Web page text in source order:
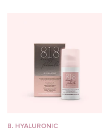
B. HYALURONIC